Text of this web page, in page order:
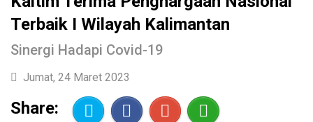
Terbaik I Wilayah Kalimantan
Sinergi Hadapi Covid-19
Jumat, 24 Maret 2023
Share: